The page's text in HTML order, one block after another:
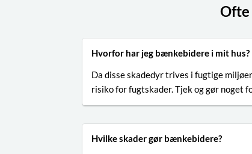
Ofte
Hvorfor har jeg bænkebidere i mit hus?
Da disse skadedyr trives i fugtige
risiko for fugtskader. Tjek og gør noget
Hvilke skader gør bænkebidere?